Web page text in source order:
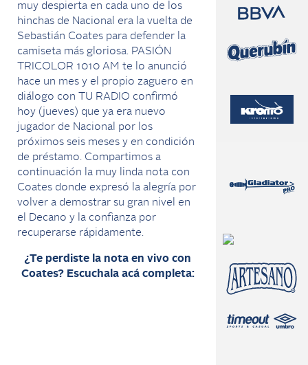
muy despierta en cada uno de los
hinchas de Nacional era la vuelta de
Sebastián Coates para defender la
camiseta más gloriosa. PASIÓN
TRICOLOR 1010 AM te lo anunció
hace un mes y el propio zaguero en
diálogo con TU RADIO confirmó
hoy (jueves) que ya era nuevo
jugador de Nacional por los
próximos seis meses y en condición
de préstamo. Compartimos a
continuación la muy linda nota con
Coates donde expresó la alegría por
volver a demostrar su gran nivel en
el Decano y la confianza por
recuperarse rápidamente.
¿Te perdiste la nota en vivo con
Coates? Escuchala acá completa: